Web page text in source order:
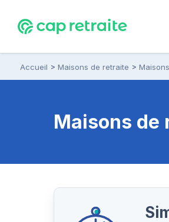
Accueil Maisons de retraite
Maisons de